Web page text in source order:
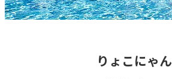
りょこにゃん